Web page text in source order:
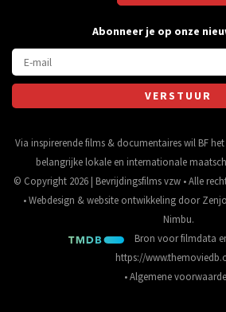
Abonneer je op onze
Via inspirerende films & documentaires wil BF
belangrijke lokale en internationale
© Copyright 2026 | Bevrijdingsfilms vzw • Alle
•Webdesign &website ontwikkeling door
Nimbu.
Bron voor filmdata
https://
•Algemene